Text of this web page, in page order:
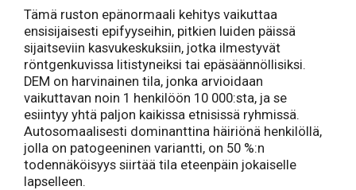
Tämä ruston epänormaali kehitys vaikuttaa
ensisijaisesti epifyyseihin, pitkien luiden päissä
sijaitseviin kasvukeskuksiin, jotka ilmestyvät
röntgenkuvissa litistyneiksi tai epäsäännöllisiksi.
DEM on harvinainen tila, jonka arvioidaan
vaikuttavan noin 1 henkilöön 10 000:sta, ja se
esiintyy yhtä paljon kaikissa etnisissä ryhmissä.
Autosomaalisesti dominanttina häiriönä henkilöllä,
jolla on patogeeninen variantti, on 50 %:n
todennäköisyys siirtää tila eteenpäin jokaiselle
lapselleen.